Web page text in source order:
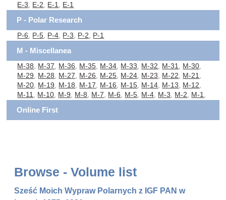
E-3
E-2 E-1 E-1
P - Polar Research
P-6 P-5 P-4 P-3 P-2 P-1
M - Miscellanea
M-38 M-37 M-36 M-35 M-34 M-33 M-32 M-31 M-30
M-29
M-28 M-27 M-26 M-25 M-24 M-23 M-22 M-21
M-20 M-19 M-18 M-17 M-16 M-15 M-14 M-13 M-12
M-11
M-10 M-9 M-8 M-7 M-6 M-5 M-4 M-3 M-2 M-1
Online First
Browse - Volume list
Sześć Moich Wypraw Polarnych z IGF PAN w